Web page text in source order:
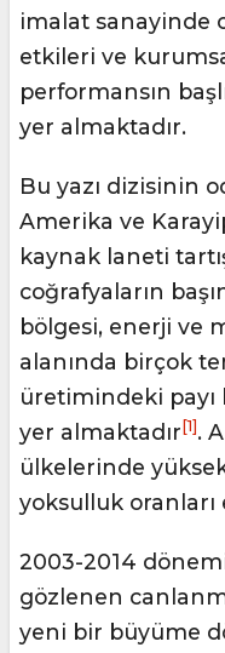
imalat sanayinde
etkileri ve
performansın
yer almaktadır.
Bu yazı dizisinin
Amerika ve
kaynak laneti
coğrafyaların
bölgesi, enerji ve
alanında birçok
üretimindeki payı
yer almaktadır[1].
ülkelerinde
yoksulluk
2003-2014
gözlenen
yeni bir büyüme